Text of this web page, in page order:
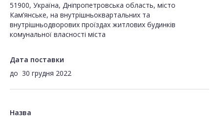
51900, Україна, Дніпропетровська область, місто
Кам’янське, на внутрішньоквартальних та
внутрішньодворових проїздах житлових будинків
комунальної власності міста
Дата поставки
до 30 грудня 2022
Назва